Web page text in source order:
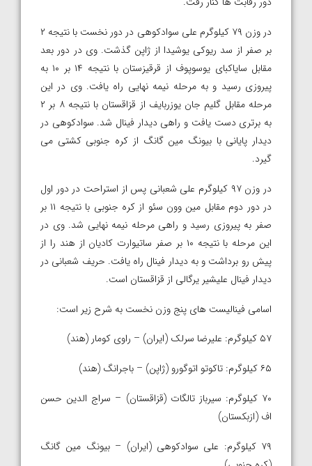
در وزن ۷۹ کیلوگرم علی سوادکوهی در دور نخست با نتیجه ۲
بر صفر از سد ریوکی یوشیدا از ژاپن گذشت. وی در دور بعد
مقابل سایاکبای یوسوپوف از قرقیزستان با نتیجه ۱۴ بر ۱۰ به
پیروزی رسید و به مرحله نیمه نهایی راه یافت. وی در این
مرحله مقابل گلیم جان یوزربایف از قزاقستان با نتیجه ۸ بر ۲
به برتری دست یافت و راهی دیدار فینال شد. سوادکوهی در
دیدار پایانی با بیونگ مین گانگ از کره جنوبی کشتی می
گیرد.
در وزن ۹۷ کیلوگرم علی شعبانی پس از استراحت در دور اول
در دور دوم مقابل مین وون سئو از کره جنوبی با نتیجه ۱۱ بر
صفر به پیروزی رسید و راهی مرحله نیمه نهایی شد. وی در
این مرحله با نتیجه ۱۰ بر صفر ساتیوارت کادیان از هند را از
پیش رو برداشت و به دیدار فینال راه یافت. حریف شعبانی در
دیدار فینال علیشیر یرگالی از قزاقستان است.
اسامی فینالیست های پنج وزن نخست به شرح زیر است:
۵۷ کیلوگرم: علیرضا سرلک (ایران) – راوی کومار (هند)
۶۵ کیلوگرم: تاکوتو اتوگورو (ژاپن) – باجرانگ (هند)
۷۰ کیلوگرم: سیرباز تالگات (قزاقستان) – سراج الدین حسن
اف (ازبکستان)
۷۹ کیلوگرم: علی سوادکوهی (ایران) – بیونگ مین گانگ